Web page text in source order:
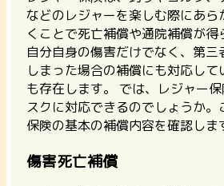
などのレジャーを楽しむ際にあら
くことで死亡補償や通院補償が得
自分自身の傷害だけでなく、第三
しまった場合の補償にも対応して
も存在します。 では、レジャー
スクに対応できるのでしょうか。
保険の基本の補償内容を確認しま
傷害死亡補償